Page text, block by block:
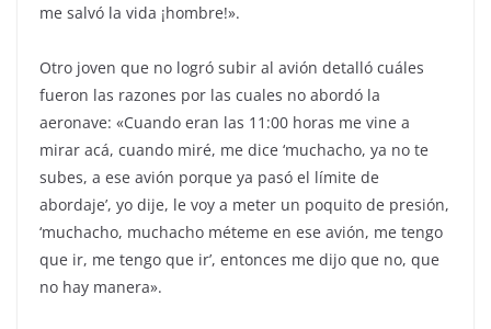
me salvó la vida ¡hombre!».
Otro joven que no logró subir al avión detalló cuáles
fueron las razones por las cuales no abordó la
aeronave: «Cuando eran las 11:00 horas me vine a
mirar acá, cuando miré, me dice ‘muchacho, ya no te
subes, a ese avión porque ya pasó el límite de
abordaje’, yo dije, le voy a meter un poquito de presión,
‘muchacho, muchacho méteme en ese avión, me tengo
que ir, me tengo que ir’, entonces me dijo que no, que
no hay manera».